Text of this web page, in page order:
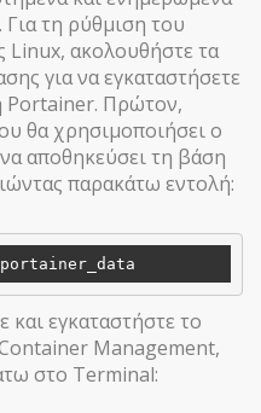
τη ρύθμιση του
Linux, ακολουθήστε τα
για να εγκαταστήσετε
Portainer. Πρώτον,
θα χρησιμοποιήσει ο
αποθηκεύσει τη βάση
παρακάτω εντολή:
και εγκαταστήστε το
Management,
στο Terminal: